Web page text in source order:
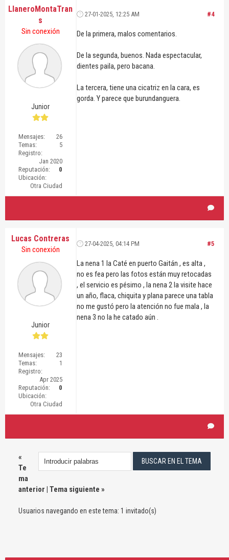
LlaneroMontaTran
s
Sin conexión
Junior
Mensajes:
26
Temas:
5
Registro:
Jan 2020
Reputación:
0
Ubicación:
Otra Ciudad
#4
27-01-2025, 12:25 AM
De la primera, malos comentarios.
De la segunda, buenos. Nada espectacular,
dientes paila, pero bacana.
La tercera, tiene una cicatriz en la cara, es
gorda. Y parece que burundanguera.
Lucas Contreras
Sin conexión
Junior
Mensajes:
23
Temas:
1
Registro:
Apr 2025
Reputación:
0
Ubicación:
Otra Ciudad
#5
27-04-2025, 04:14 PM
La nena 1 la Caté en puerto Gaitán , es alta ,
no es fea pero las fotos están muy retocadas
, el servicio es pésimo , la nena 2 la visite hace
un año, flaca, chiquita y plana parece una tabla
no me gustó pero la atención no fue mala , la
nena 3 no la he catado aún .
«
Te
ma
anterior | Tema siguiente »
Usuarios navegando en este tema: 1 invitado(s)